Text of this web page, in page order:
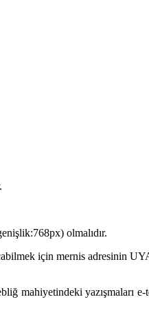
olmalıdır.
için mernis adresinin
mahiyetindeki yazışmaları